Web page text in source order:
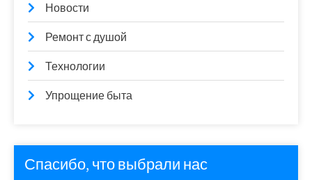
Новости
Ремонт с душой
Технологии
Упрощение быта
Спасибо, что выбрали нас